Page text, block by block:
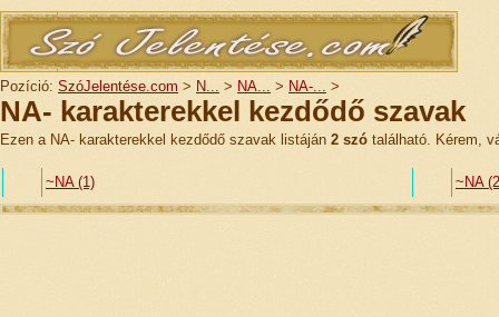
Pozíció: SzóJelentése.com > N... > NA... > NA-... >
NA- karakterekkel kezdődő szavak
Ezen a NA- karakterekkel kezdődő szavak listáján 2 szó található. Kérem,
~NA (1) ~NA